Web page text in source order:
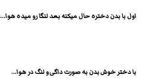
اول با بدن دختره حال میکنه بعد لنگا رو میده هوا...
با دختر خوش بدن به صورت داگی و لنگ در هوا...